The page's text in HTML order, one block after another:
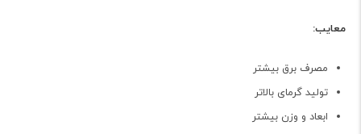
معایب:
مصرف برق بیشتر
تولید گرمای بالاتر
ابعاد و وزن بیشتر